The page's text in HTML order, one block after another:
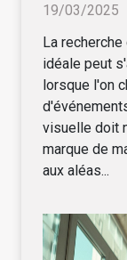
19/03/2025
La
idéale peut
lorsque l'on
visuelle doit
marque de
aux aléas...